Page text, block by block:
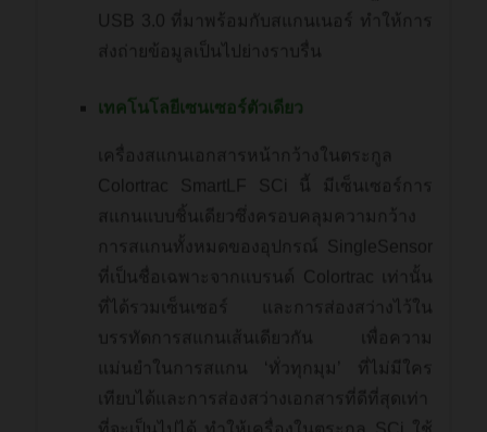
USB 3.0 ที่มาพร้อมกับสแกนเนอร์ ทำให้การ
ส่งถ่ายข้อมูลเป็นไปย่างราบรื่น
เทคโนโลยีเซนเซอร์ตัวเดียว
เครื่องสแกนเอกสารหน้ากว้างในตระกูล
Colortrac SmartLF SCi นี้ มีเซ็นเซอร์การ
สแกนแบบชิ้นเดียวซึ่งครอบคลุมความกว้าง
การสแกนทั้งหมดของอุปกรณ์ SingleSensor
ที่เป็นชื่อเฉพาะจากแบรนด์ Colortrac เท่านั้น
ที่ได้รวมเซ็นเซอร์ และการส่องสว่างไว้ใน
บรรทัดการสแกนเส้นเดียวกัน เพื่อความ
แม่นยำในการสแกน ‘ทั่วทุกมุม’ ที่ไม่มีใคร
เทียบได้และการส่องสว่างเอกสารที่ดีที่สุดเท่า
ที่จะเป็นไปได้ ทำให้เครื่องในตระกูล SCi ใช้